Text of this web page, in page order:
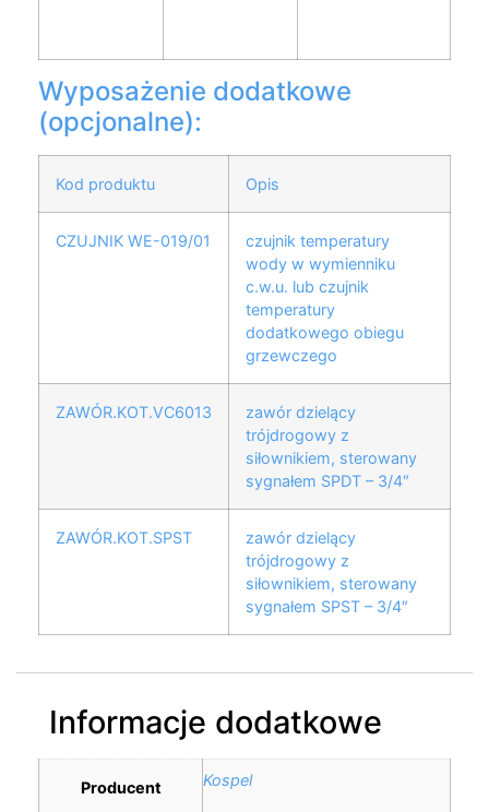
Wyposażenie dodatkowe
(opcjonalne):
Kod produktu Opis
CZUJNIK WE-019/01
czujnik temperatury
wody w wymienniku
c.w.u. lub czujnik
temperatury
dodatkowego obiegu
grzewczego
ZAWÓR.KOT.VC6013
zawór dzielący
trójdrogowy z
siłownikiem, sterowany
sygnałem SPDT – 3/4″
ZAWÓR.KOT.SPST
zawór dzielący
trójdrogowy z
siłownikiem, sterowany
sygnałem SPST – 3/4″
Informacje dodatkowe
Producent Kospel